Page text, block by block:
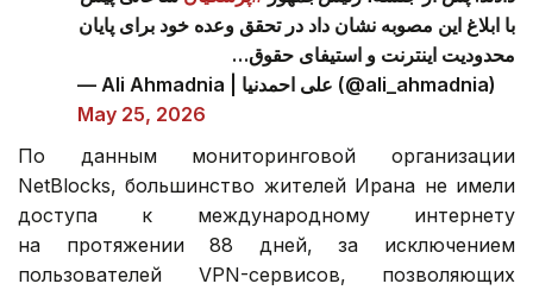
با ابلاغ این مصوبه نشان داد در تحقق وعده خود برای پایان
محدودیت اینترنت و استیفای حقوق…
— Ali Ahmadnia | علی‌ احمدنیا (@ali_ahmadnia)
May 25, 2026
По данным мониторинговой организации
NetBlocks, большинство жителей Ирана не имели
доступа к международному интернету
на протяжении 88 дней, за исключением
пользователей VPN-сервисов, позволяющих